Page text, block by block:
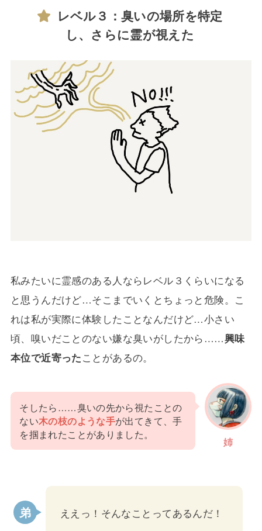
レベル３：臭いの場所を特定
し、さらに霊が視えた
私みたいに霊感のある人ならレベル３くらいになる
と思うんだけど…そこまでいくとちょっと危険。こ
れは私が実際に体験したことなんだけど…小さい
頃、嗅いだことのない嫌な臭いがしたから……興味
本位で近寄ったことがあるの。
姉
そしたら……臭いの先から視たことの
ない木の枝のような手が出てきて、手
を掴まれたことがありました。
ええっ！そんなことってあるんだ！